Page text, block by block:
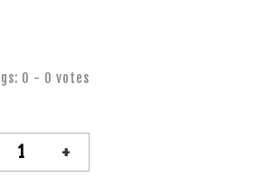
0 - 0 votes
+